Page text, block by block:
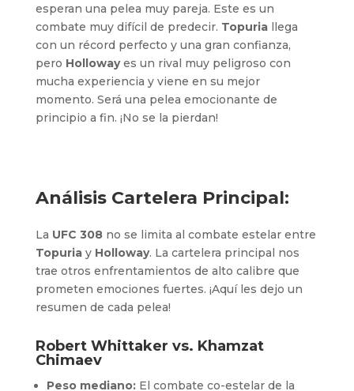
esperan una pelea muy pareja. Este es un
combate muy difícil de predecir. Topuriallega
con un récord perfecto y una gran confianza,
pero Hollowayes un rival muy peligroso con
mucha experiencia y viene en su mejor
momento. Será una pelea emocionante de
principio a fin. ¡No se la pierdan!
Análisis Cartelera Principal:
La UFC 308no se limita al combate estelar entre
Topuriay Holloway. La cartelera principal nos
trae otros enfrentamientos de alto calibre que
prometen emociones fuertes. ¡Aquí les dejo un
resumen de cada pelea!
Robert Whittaker vs. Khamzat
Chimaev
Peso mediano:El combate co-estelar de la